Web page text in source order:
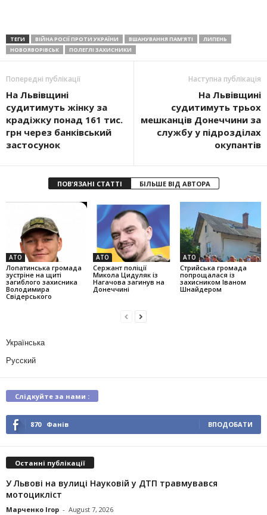
ТЕГИ ВІЙНА РОСІЇ ПРОТИ УКРАЇНИ ВШАНУВАННЯ ПАМ’ЯТІ
ЛИПЕНЬ
НОВОЯВОРІВСЬК
ПОЛЕГЛІ ЗАХИСНИКИ
Попередні публікації
На Львівщині
судитимуть жінку за
крадіжку понад 161 тис.
грн через банківський
застосунок
Наступна публікація
На Львівщині
судитимуть трьох
мешканців Донеччини за
службу у підрозділах
окупантів
ПОВ'ЯЗАНІ СТАТТІ БІЛЬШЕ ВІД АВТОРА
АТО
Лопатинська громада
зустріне на щиті
загиблого захисника
Володимира
Свідерського
АТО
Сержант поліції
Микола Цидуляк із
Нагачова загинув на
Донеччині
АТО
Стрийська громада
попрощалася із
захисником Іваном
Шнайдером
Українська
Русский
Слідкуйте за нами :
870 Фанів ВПОДОБАТИ
Останні публікації
У Львові на вулиці Науковій у ДТП травмувався
мотоцикліст
Марченко Ігор - August 7, 2026